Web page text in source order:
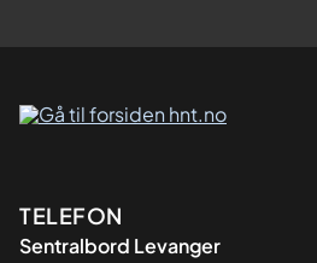
Kontaktinformasjon
TELEFON
Sentralbord Levanger